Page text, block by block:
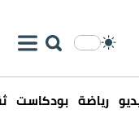
رياضة بودكاست